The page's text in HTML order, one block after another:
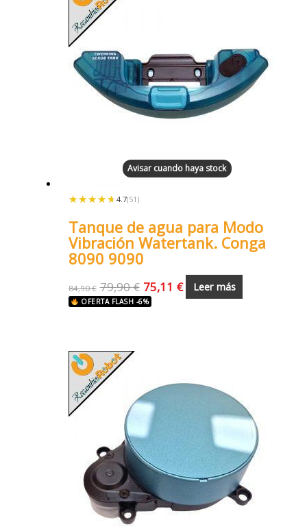
Avisar cuando haya stock
★★★★★
★★★★★ 4.7(51)
Tanque de agua para Modo
Vibración Watertank. Conga
8090 9090
84,90€ 79,90€ 75,11 €
OFERTA FLASH -6%
Leer más